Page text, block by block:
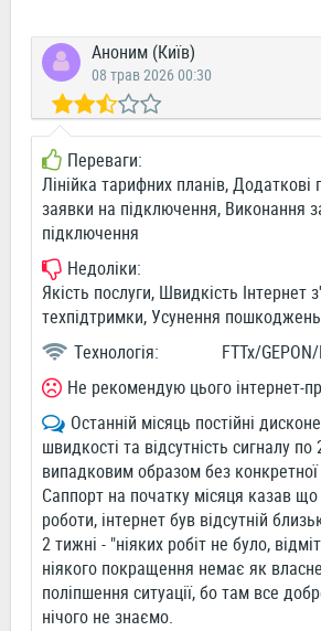
Аноним (Київ)
08 трав 2026 00:30
Переваги:
Лінійка тарифних планів, Додаткові
заявки на підключення, Виконання
підключення
Недоліки:
Якість послуги, Швидкість Інтернет
техпідтримки, Усунення пошкоджень
Технологія:
FTTx/
Не рекомендую цього інтернет-
Останній місяць постійні
швидкості та відсутність сигналу по
випадковим образом без конкретної
Саппорт на початку місяця казав що
роботи, інтернет був відсутній
2 тижні - "ніяких робіт не було,
ніякого покращення немає як
поліпшення ситуації, бо там все
нічого не знаємо.